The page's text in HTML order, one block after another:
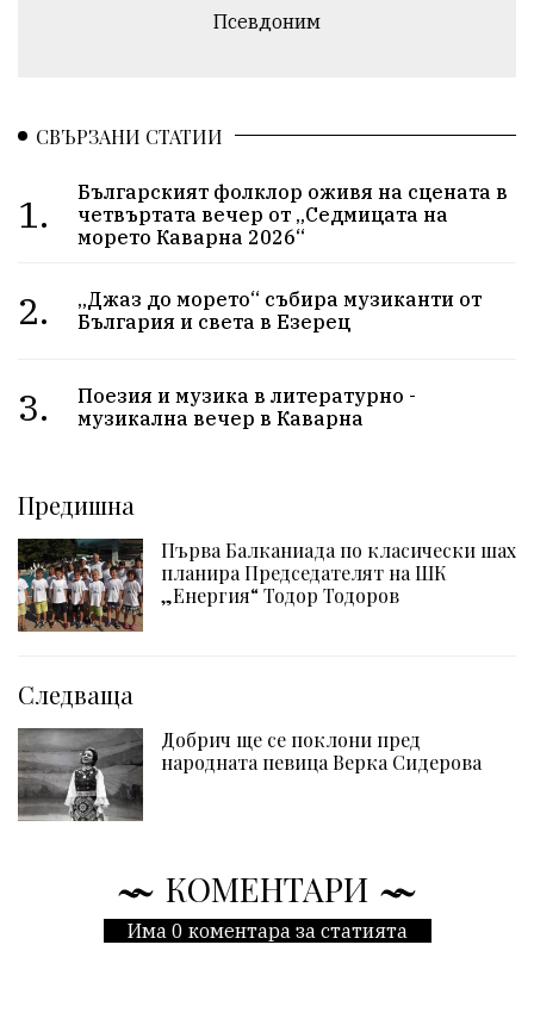
Псевдоним
СВЪРЗАНИ СТАТИИ
1.
Българският фолклор оживя на сцената в
четвъртата вечер от „Седмицата на
морето Каварна 2026“
2.
„Джаз до морето“ събира музиканти от
България и света в Езерец
3.
Поезия и музика в литературно -
музикална вечер в Каварна
Предишна
Първа Балканиада по класически шах
планира Председателят на ШК
„Енергия“ Тодор Тодоров
Следваща
Добрич ще се поклони пред
народната певица Верка Сидерова
КОМЕНТАРИ
Има 0 коментара за статията